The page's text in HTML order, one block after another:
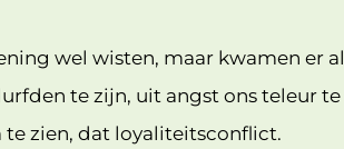
wel wisten, maar kwamen er
te zijn, uit angst ons teleur
te zien, dat loyaliteitsconflict.